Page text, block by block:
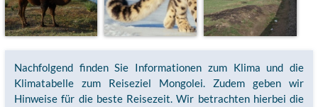
Nachfolgend finden Sie Informationen zum Klima und die
Klimatabelle zum Reiseziel Mongolei. Zudem geben wir
Hinweise für die beste Reisezeit. Wir betrachten hierbei die